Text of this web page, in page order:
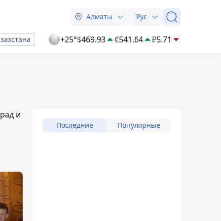
Алматы Рус
+25°$469.93 €541.64 ₽5.71
и
Последние Популярные